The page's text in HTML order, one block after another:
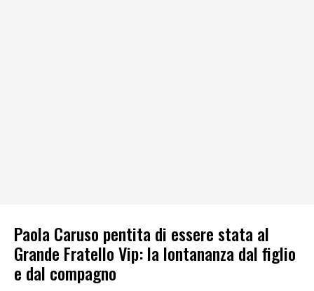
Paola Caruso pentita di essere stata al
Grande Fratello Vip: la lontananza dal figlio
e dal compagno